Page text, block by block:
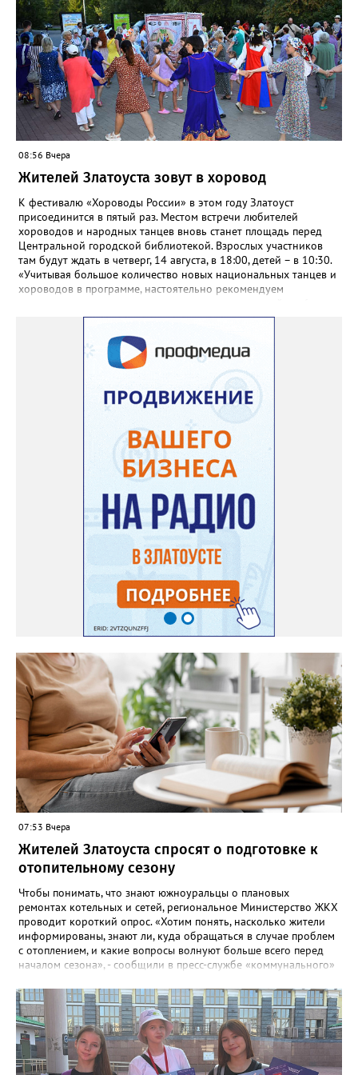
до Веселовки – он отправится в 6:35, 13:21 и 18:01 от
автовокзала. Кроме того, от Центральной библиотеки до села
будут курсировать маршрутные такси. Время отправления в
10:00, 11:00, 12:00, обратные рейсы в 21:00, 21:30, 22:00.
08:56 Вчера
Жителей Златоуста зовут в хоровод
К фестивалю «Хороводы России» в этом году Златоуст
присоединится в пятый раз. Местом встречи любителей
хороводов и народных танцев вновь станет площадь перед
Центральной городской библиотекой. Взрослых участников
там будут ждать в четверг, 14 августа, в 18:00, детей – в 10:30.
«Учитывая большое количество новых национальных танцев и
хороводов в программе, настоятельно рекомендуем
(четверг) и 11 (вторник) августа в 18:00 на той же площади, -
сообщают организаторы. И добавляют: - Репетиции состоятся в
любую погоду! Если не на открытом воздухе, то в большом
зале на 5-ом этаже». Праздники для детей и взрослых в этом
году будут объединены общим названием «Златоустовский
народ, вставай в единый хоровод!».
07:53 Вчера
Жителей Златоуста спросят о подготовке к
отопительному сезону
Чтобы понимать, что знают южноуральцы о плановых
ремонтах котельных и сетей, региональное Министерство ЖКХ
проводит короткий опрос. «Хотим понять, насколько жители
информированы, знают ли, куда обращаться в случае проблем
с отоплением, и какие вопросы волнуют больше всего перед
началом сезона», - сообщили в пресс-службе «коммунального»
6 вопросов. Южноуральцам, например, предлагают поделиться
опасениями, мучающими их накануне зимы. Среди вариантов:
своевременное начало отопительного сезона, температура в
квартире, возможные аварии и перебои, размер платы за
отопление. А также поставить оценку работе управляющей
компании – в диапазоне от «Безусловно хорошо» до